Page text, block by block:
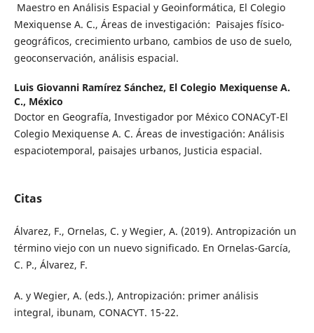
Maestro en Análisis Espacial y Geoinformática, El Colegio
Mexiquense A. C., Áreas de investigación: Paisajes físico-
geográficos, crecimiento urbano, cambios de uso de suelo,
geoconservación, análisis espacial.
Luis Giovanni Ramírez Sánchez, El Colegio Mexiquense A.
C., México
Doctor en Geografía, Investigador por México CONACyT-El
Colegio Mexiquense A. C. Áreas de investigación: Análisis
espaciotemporal, paisajes urbanos, Justicia espacial.
Citas
Álvarez, F., Ornelas, C. y Wegier, A. (2019). Antropización un
término viejo con un nuevo significado. En Ornelas-García,
C. P., Álvarez, F.
A. y Wegier, A. (eds.), Antropización: primer análisis
integral, ibunam, CONACYT. 15-22.